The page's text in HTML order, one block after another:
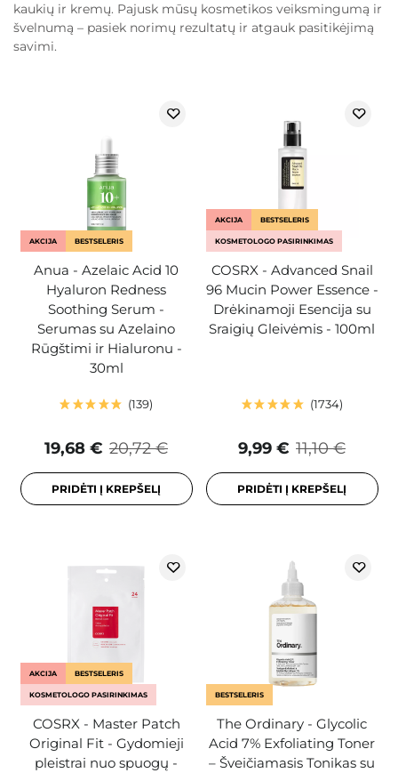
kaukių ir kremų. Pajusk mūsų kosmetikos veiksmingumą ir
švelnumą – pasiek norimų rezultatų ir atgauk pasitikėjimą
savimi.
AKCIJA BESTSELERIS
Anua - Azelaic Acid 10
Hyaluron Redness
Soothing Serum -
Serumas su Azelaino
Rūgštimi ir Hialuronu -
30ml
139
20,72 €
19,68 €
PRIDĖTI Į KREPŠELĮ
AKCIJA BESTSELERIS
KOSMETOLOGO PASIRINKIMAS
COSRX - Advanced Snail
96 Mucin Power Essence -
Drėkinamoji Esencija su
Sraigių Gleivėmis - 100ml
1734
11,10 €
9,99 €
PRIDĖTI Į KREPŠELĮ
AKCIJA BESTSELERIS
KOSMETOLOGO PASIRINKIMAS
COSRX - Master Patch
Original Fit - Gydomieji
pleistrai nuo spuogų -
BESTSELERIS
The Ordinary - Glycolic
Acid 7% Exfoliating Toner
– Šveičiamasis Tonikas su